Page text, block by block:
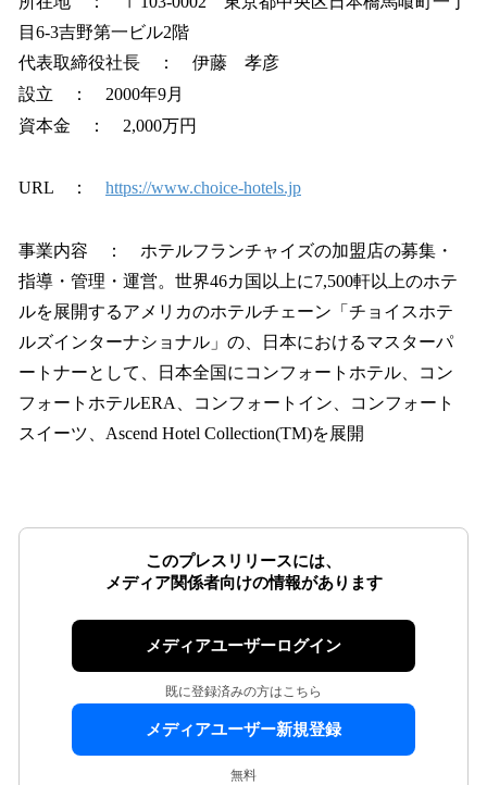
目6-3吉野第一ビル2階
代表取締役社長 ： 伊藤 孝彦
設立 ： 2000年9月
資本金 ： 2,000万円
URL ： https://www.choice-hotels.jp
事業内容 ： ホテルフランチャイズの加盟店の募集・
指導・管理・運営。世界46カ国以上に7,500軒以上のホテ
ルを展開するアメリカのホテルチェーン「チョイスホテ
ルズインターナショナル」の、日本におけるマスターパ
ートナーとして、日本全国にコンフォートホテル、コン
フォートホテルERA、コンフォートイン、コンフォート
スイーツ、Ascend Hotel Collection(TM)を展開
このプレスリリースには、
メディア関係者向けの情報があります
メディアユーザーログイン
既に登録済みの方はこちら
メディアユーザー新規登録
無料